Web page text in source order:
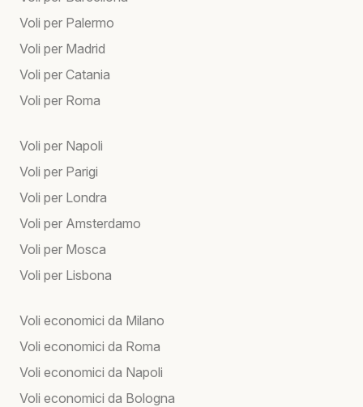
Voli per Palermo
Voli per Madrid
Voli per Catania
Voli per Roma
Voli per Napoli
Voli per Parigi
Voli per Londra
Voli per Amsterdamo
Voli per Mosca
Voli per Lisbona
Voli economici da Milano
Voli economici da Roma
Voli economici da Napoli
Voli economici da Bologna